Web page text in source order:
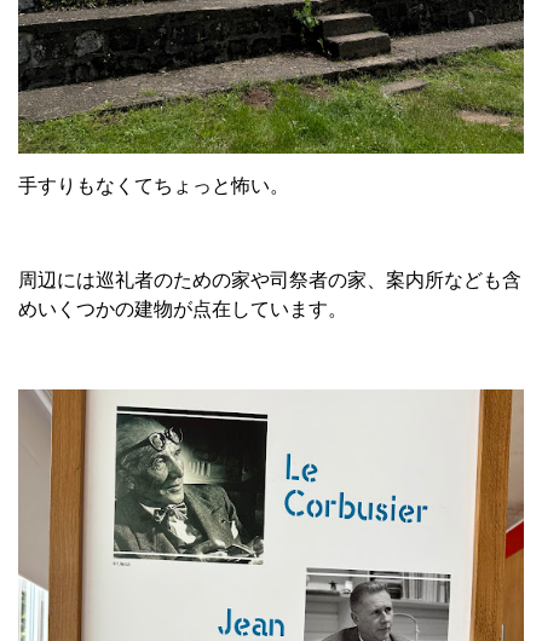
手すりもなくてちょっと怖い。
周辺には巡礼者のための家や司祭者の家、案内所なども含
めいくつかの建物が点在しています。